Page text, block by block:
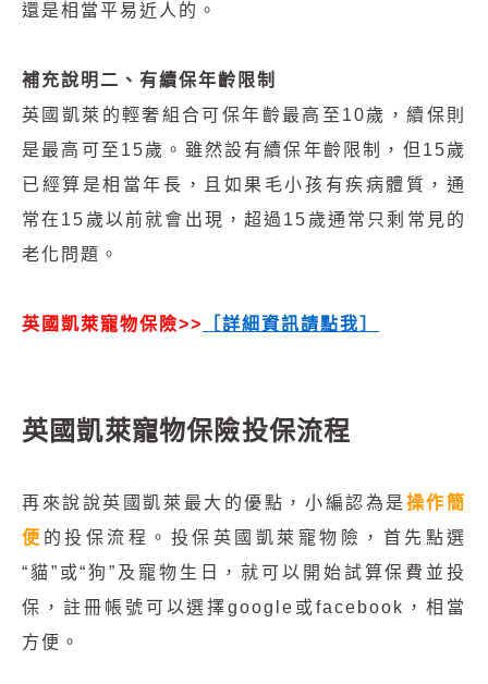
還是相當平易近人的。
補充說明二、有續保年齡限制
英國凱萊的輕奢組合可保年齡最高至10歲，續保則
是最高可至15歲。雖然設有續保年齡限制，但15歲
已經算是相當年長，且如果毛小孩有疾病體質，通
常在15歲以前就會出現，超過15歲通常只剩常見的
老化問題。
英國凱萊寵物保險>> 詳細資訊請點我
英國凱萊寵物保險投保流程
再來說說英國凱萊最大的優點，小編認為是 操作簡
便 的投保流程。投保英國凱萊寵物險，首先點選
“貓”或“狗”及寵物生日，就可以開始試算保費並投
保，註冊帳號可以選擇google或facebook，相當
方便。